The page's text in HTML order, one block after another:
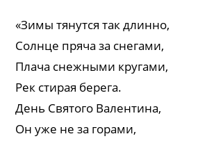
«Зимы тянутся так длинно,
Солнце пряча за снегами,
Плача снежными кругами,
Рек стирая берега.
День Святого Валентина,
Он уже не за горами,